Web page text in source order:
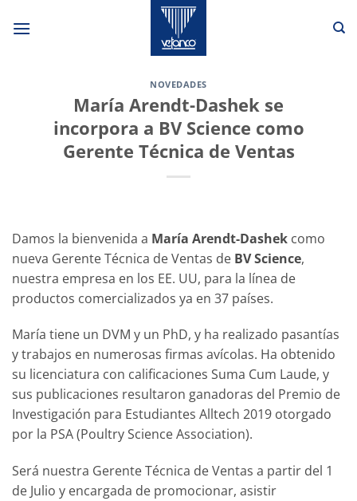
NOVEDADES
María Arendt-Dashek se
incorpora a BV Science como
Gerente Técnica de Ventas
Damos la bienvenida a María Arendt-Dashek como
nueva Gerente Técnica de Ventas de BV Science,
nuestra empresa en los EE. UU, para la línea de
productos comercializados ya en 37 países.
María tiene un DVM y un PhD, y ha realizado pasantías
y trabajos en numerosas firmas avícolas. Ha obtenido
su licenciatura con calificaciones Suma Cum Laude, y
sus publicaciones resultaron ganadoras del Premio de
Investigación para Estudiantes Alltech 2019 otorgado
por la PSA (Poultry Science Association).
Será nuestra Gerente Técnica de Ventas a partir del 1
de Julio y encargada de promocionar, asistir